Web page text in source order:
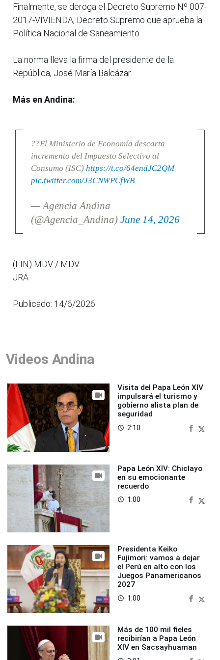
Finalmente, se deroga el Decreto Supremo Nº 007-
2017-VIVIENDA, Decreto Supremo que aprueba la
Política Nacional de Saneamiento.
La norma lleva la firma del presidente de la
República, José María Balcázar.
Más en Andina:
??El Ministerio de Economía descarta
incremento del Impuesto Selectivo al
Consumo (ISC) https://t.co/64endJC2QM
pic.twitter.com/J3CNWPCfWB
— Agencia Andina
(@Agencia_Andina) June 14, 2026
(FIN) MDV / MDV
JRA
Publicado: 14/6/2026
Videos Andina
Visita del Papa León XIV
impulsará el turismo y
gobierno alista plan de
seguridad
access_time 2:10
Papa León XIV: Chiclayo
en su emocionante
recuerdo
access_time 1:00
Presidenta Keiko
Fujimori: vamos a dejar
el Perú en alto con los
Juegos Panamericanos
2027
access_time 1:00
Más de 100 mil fieles
recibirían a Papa León
XIV en Sacsayhuaman